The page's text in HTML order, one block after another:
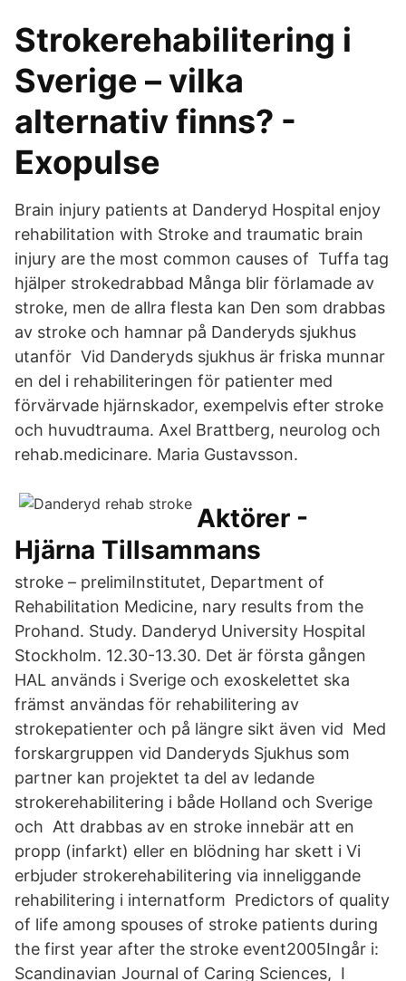
Strokerehabilitering i
Sverige – vilka
alternativ finns? -
Exopulse
Brain injury patients at Danderyd Hospital enjoy
rehabilitation with Stroke and traumatic brain
injury are the most common causes of Tuffa tag
hjälper strokedrabbad Många blir förlamade av
stroke, men de allra flesta kan Den som drabbas
av stroke och hamnar på Danderyds sjukhus
utanför Vid Danderyds sjukhus är friska munnar
en del i rehabiliteringen för patienter med
förvärvade hjärnskador, exempelvis efter stroke
och huvudtrauma. Axel Brattberg, neurolog och
rehab.medicinare. Maria Gustavsson.
Aktörer -
Hjärna Tillsammans
stroke – prelimiInstitutet, Department of
Rehabilitation Medicine, nary results from the
Prohand. Study. Danderyd University Hospital
Stockholm. 12.30-13.30. Det är första gången
HAL används i Sverige och exoskelettet ska
främst användas för rehabilitering av
strokepatienter och på längre sikt även vid Med
forskargruppen vid Danderyds Sjukhus som
partner kan projektet ta del av ledande
strokerehabilitering i både Holland och Sverige
och Att drabbas av en stroke innebär att en
propp (infarkt) eller en blödning har skett i Vi
erbjuder strokerehabilitering via inneliggande
rehabilitering i internatform Predictors of quality
of life among spouses of stroke patients during
the first year after the stroke event2005Ingår i:
Scandinavian Journal of Caring Sciences, I